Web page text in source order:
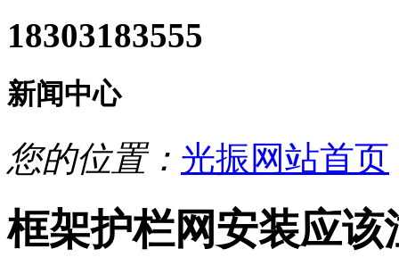
18303183555
新闻中心
您的位置： 光振网站首页
框架护栏网安装应该